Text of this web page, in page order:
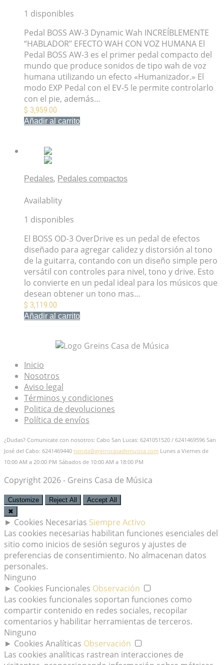
1 disponibles
Pedal BOSS AW-3 Dynamic Wah INCREÍBLEMENTE
“HABLADOR” EFECTO WAH CON VOZ HUMANA El
Pedal BOSS AW-3 es el primer pedal compacto del
mundo que produce sonidos de tipo wah de voz
humana utilizando un efecto «Humanizador.» El
modo EXP Pedal con el EV-5 le permite controlarlo
con el pie, además…
$ 3,959.00
Añadir al carrito
Pedales, Pedales compactos
Availablity
1 disponibles
El BOSS OD-3 OverDrive es un pedal de efectos
diseñado para agregar calidez y distorsión al tono
de la guitarra, contando con un diseño simple pero
versátil con controles para nivel, tono y drive. Esto
lo convierte en un pedal ideal para los músicos que
desean obtener un tono mas…
$ 3,119.00
Añadir al carrito
Inicio
Nosotros
Aviso legal
Términos y condiciones
Politica de devoluciones
Política de envíos
¿Dudas? Comunicate con nosotros: Cabo San Lucas: 6241051520 / 6241469596 San
José del Cabo: 6241469440 tienda@greinscasademusica.com Lunes a Viernes de
10:00 AM a 20:00 PM Sábados de 10:00 AM a 18:00 PM
Copyright 2026 - Greins Casa de Música
Customize Reject All
Accept All
✖
► Cookies Necesarias Siempre Activo
Las cookies necesarias habilitan funciones esenciales del
sitio como inicios de sesión seguros y ajustes de
preferencias de consentimiento. No almacenan datos
personales.
Ninguno
► Cookies Funcionales Observación
Las cookies funcionales soportan funciones como
compartir contenido en redes sociales, recopilar
comentarios y habilitar herramientas de terceros.
Ninguno
► Cookies Analíticas Observación
Las cookies analíticas rastrean interacciones de